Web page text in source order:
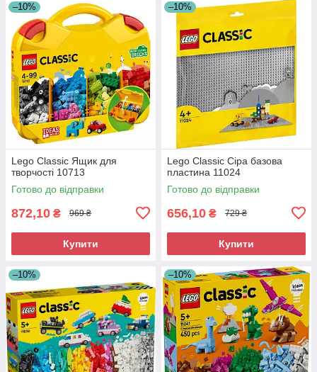
–10%
Lego Classic Ящик для
творчості 10713
Готово до відправки
872,10 ₴ 969 ₴
Купити
–10%
Lego Classic Сіра базова
пластина 11024
Готово до відправки
656,10 ₴ 729 ₴
Купити
–10% –10%